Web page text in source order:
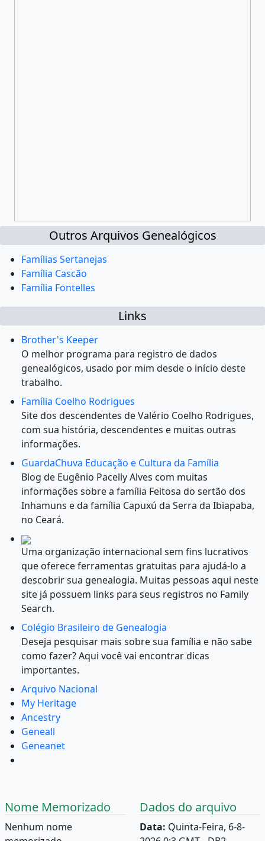
Outros Arquivos Genealógicos
Famílias Sertanejas
Família Cascão
Família Fontelles
Links
Brother's Keeper
O melhor programa para registro de dados
genealógicos, usado por mim desde o início deste
trabalho.
Família Coelho Rodrigues
Site dos descendentes de Valério Coelho Rodrigues,
com sua história, descendentes e muitas outras
informações.
GuardaChuva Educação e Cultura da Família
Blog de Eugênio Pacelly Alves com muitas
informações sobre a família Feitosa do sertão dos
Inhamuns e da família Capuxú da Serra da Ibiapaba,
no Ceará.
Uma organização internacional sem fins lucrativos
que oferece ferramentas gratuitas para ajudá-lo a
descobrir sua genealogia. Muitas pessoas aqui neste
site já possuem links para seus registros no Family
Search.
Colégio Brasileiro de Genealogia
Deseja pesquisar mais sobre sua família e não sabe
como fazer? Aqui você vai encontrar dicas
importantes.
Arquivo Nacional
My Heritage
Ancestry
Geneall
Geneanet
Nome Memorizado
Nenhum nome
Dados do arquivo
Data: Quinta-Feira, 6-8-